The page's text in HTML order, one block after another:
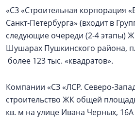
«СЗ «Строительная корпорация
Санкт‑Петербурга» (входит в
следующие очереди (2-4 этапы)
Шушарах Пушкинского района,
более 123 тыс. «квадратов».
Компании «СЗ «ЛСР. Северо-
строительство ЖК общей
кв. м на улице Ивана Черных,